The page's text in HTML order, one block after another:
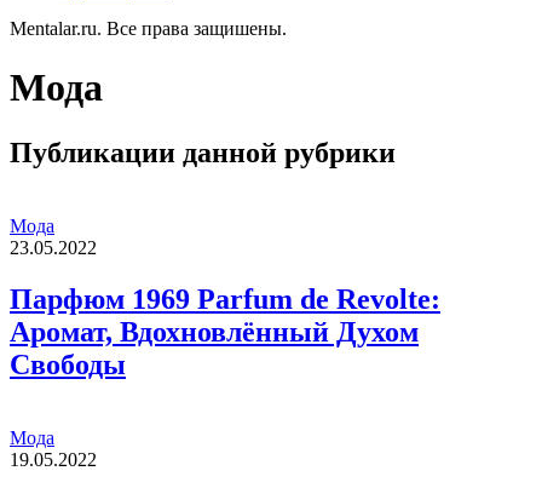
Mentalar.ru. Все права защишены.
Мода
Публикации данной рубрики
Мода
23.05.2022
Парфюм 1969 Parfum de Revolte:
Аромат, Вдохновлённый Духом
Свободы
Мода
19.05.2022